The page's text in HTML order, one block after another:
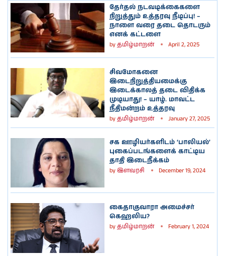
தேர்தல் நடவடிக்கைகளை
நிறுத்தும் உத்தரவு நீடிப்பு! –
நாளை வரை தடை தொடரும்
எனக் கட்டளை
byதமிழ்மாறன் April 2, 2025
சிவமோகனை
இடைநிறுத்தியமைக்கு
இடைக்காலத் தடை விதிக்க
முடியாது! – யாழ். மாவட்ட
நீதிமன்றம் உத்தரவு
byதமிழ்மாறன் January 27, 2025
சக ஊழியர்களிடம் ‘பாலியல்’
புகைப்படங்களைக் காட்டிய
தாதி இடைநீக்கம்
byஇளவரசி December 19, 2024
கைதாகுவாரா அமைச்சர்
கெஹலிய?
byதமிழ்மாறன் February 1, 2024